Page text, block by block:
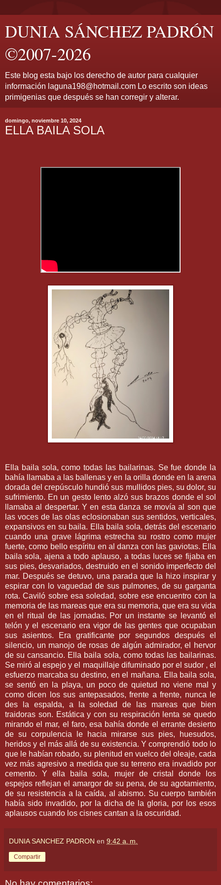
DUNIA SÁNCHEZ PADRÓN
©2007-2026
Este blog esta bajo los derecho de autor para cualquier
información laguna198@hotmail.com Lo escrito son ideas
primigenias que después se han corregir y alterar.
domingo, noviembre 10, 2024
ELLA BAILA SOLA
Ella baila sola, como todas las bailarinas. Se fue donde la
bahía llamaba a las ballenas y en la orilla donde en la arena
dorada del crepúsculo hundió sus mullidos pies, su dolor, su
sufrimiento. En un gesto lento alzó sus brazos donde el sol
llamaba al despertar. Y en esta danza se movía al son que
las voces de las olas eclosionaban sus sentidos, verticales,
expansivos en su baila. Ella baila sola, detrás del escenario
cuando una grave lágrima estrecha su rostro como mujer
fuerte, como bello espíritu en al danza con las gaviotas. Ella
baila sola, ajena a todo aplauso, a todas luces se fijaba en
sus pies, desvariados, destruido en el sonido imperfecto del
mar. Después se detuvo, una parada que la hizo inspirar y
espirar con lo vaguedad de sus pulmones, de su garganta
rota. Caviló sobre esa soledad, sobre ese encuentro con la
memoria de las mareas que era su memoria, que era su vida
en el ritual de las jornadas. Por un instante se levantó el
telón y el escenario era vigor de las gentes que ocupaban
sus asientos. Era gratificante por segundos después el
silencio, un manojo de rosas de algún admirador, el hervor
de su cansancio. Ella baila sola, como todas las bailarinas.
Se miró al espejo y el maquillaje difuminado por el sudor , el
esfuerzo marcaba su destino, en el mañana. Ella baila sola,
se sentó en la playa, un poco de quietud no viene mal y
como dicen los sus antepasados, frente a frente, nunca le
des la espalda, a la soledad de las mareas que bien
traidoras son. Estática y con su respiración lenta se quedo
mirando el mar, el faro, esa bahía donde el errante desierto
de su corpulencia le hacia mirarse sus pies, huesudos,
heridos y el más allá de su existencia. Y comprendió todo lo
que le habían robado, su plenitud en vuelco del oleaje, cada
vez más agresivo a medida que su terreno era invadido por
cemento. Y ella baila sola, mujer de cristal donde los
espejos reflejan el amargor de su pena, de su agotamiento,
de su resistencia a la caída, al abismo. Su cuerpo también
había sido invadido, por la dicha de la gloria, por los esos
aplausos cuando los cisnes cantan a la oscuridad.
DUNIA SANCHEZ PADRON en 9:42 a. m.
Compartir